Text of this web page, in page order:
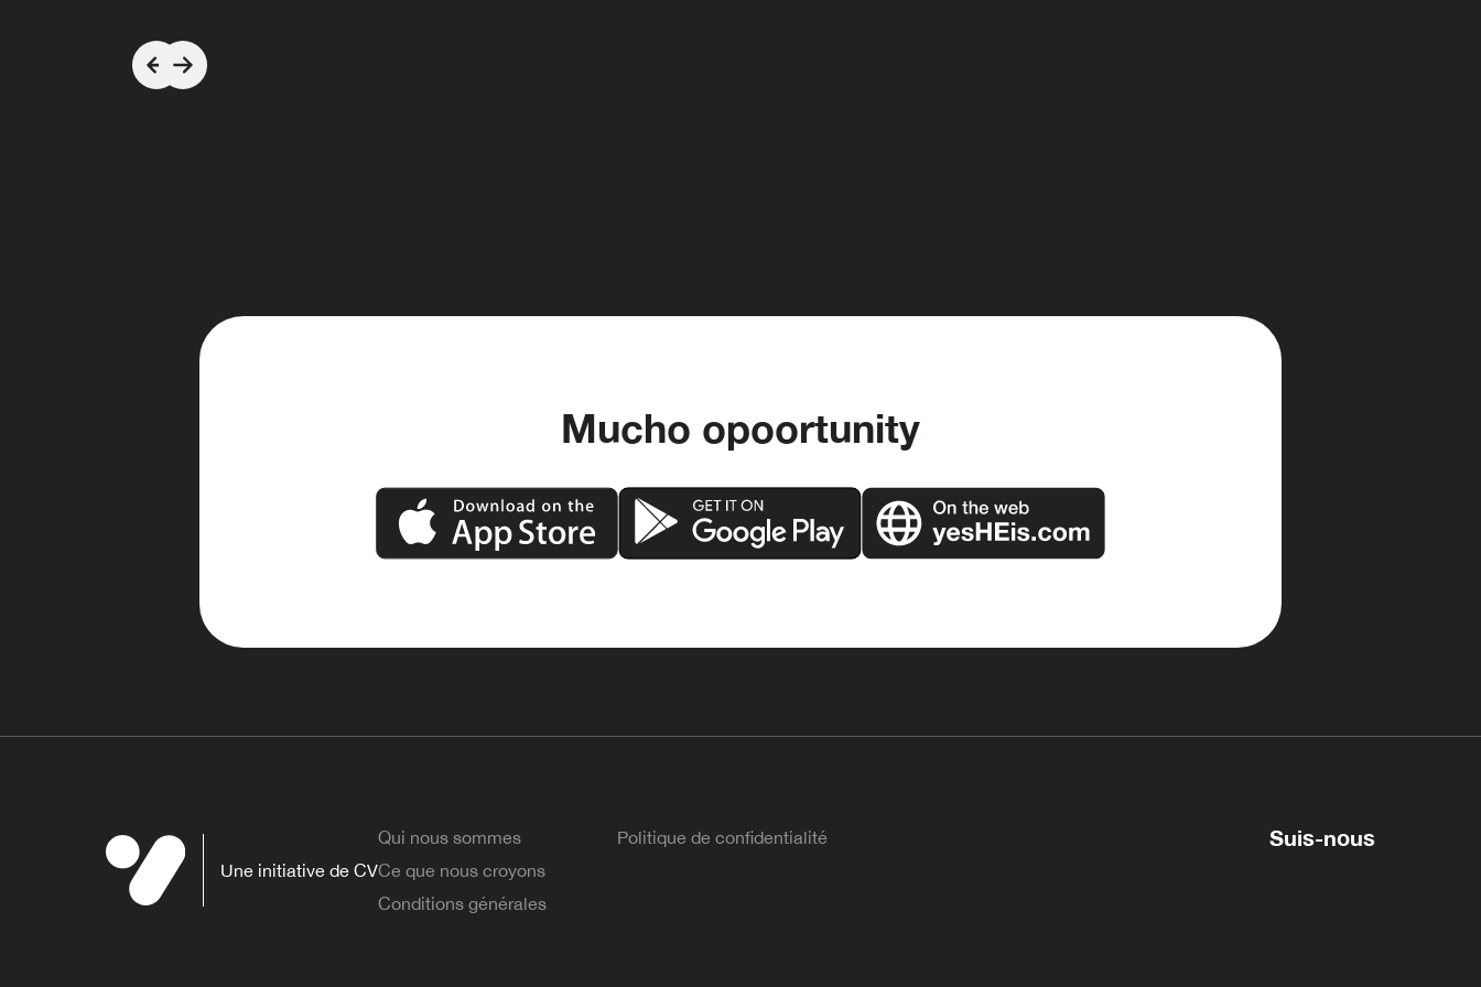
Mucho opoortunity
Une initiative de CV
Qui nous sommes
Ce que nous croyons
Conditions générales
Politique de confidentialité Suis-nous